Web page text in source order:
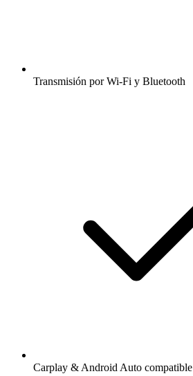
Transmisión por Wi-Fi y Bluetooth
Carplay & Android Auto compatible